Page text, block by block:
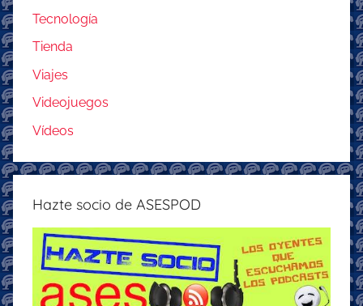
Tecnología
Tienda
Viajes
Videojuegos
Vídeos
Hazte socio de ASESPOD